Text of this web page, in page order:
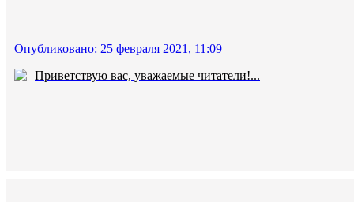
Опубликовано: 25 февраля 2021, 11:09
Приветствую вас, уважаемые читатели!...